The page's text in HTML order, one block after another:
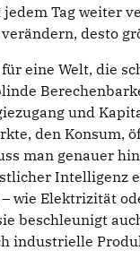
Tag weiter
desto
eine Welt, die
und
den Konsum,
man genauer
Intelligenz
wie Elektrizität
beschleunigt
industrielle